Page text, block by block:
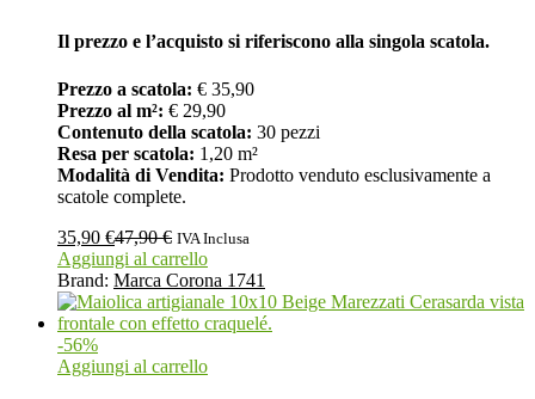
Il prezzo e l’acquisto si riferiscono alla singola scatola.
Prezzo a scatola: € 35,90
Prezzo al m²: € 29,90
Contenuto della scatola: 30 pezzi
Resa per scatola: 1,20 m²
Modalità di Vendita: Prodotto venduto esclusivamente a
scatole complete.
35,90 €47,90€ IVA Inclusa
Aggiungi al carrello
Brand: Marca Corona 1741
-56%
Aggiungi al carrello